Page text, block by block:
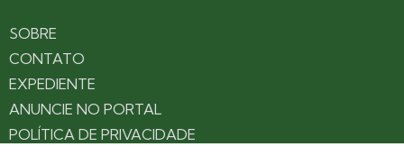
SOBRE
CONTATO
EXPEDIENTE
ANUNCIE NO PORTAL
POLÍTICA DE PRIVACIDADE